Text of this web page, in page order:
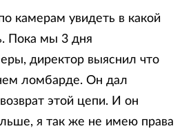
камерам увидеть в какой
Пока мы 3 дня
директор выяснил что
ломбарде. Он дал
этой цепи. И он
я так же не имею права